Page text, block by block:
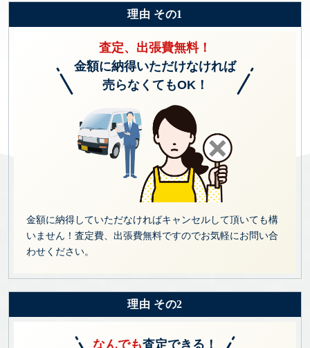
理由 その1
査定、出張費無料！
金額に納得いただけなければ
売らなくてもOK！
金額に納得していただなければキャンセルして頂いても構
いません！査定費、出張費無料ですのでお気軽にお問い合
わせください。
理由 その2
なんでも査定できる！